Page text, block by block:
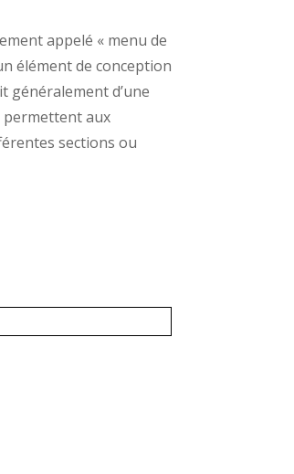
appelé « menu de
élément de conception
généralement d’une
permettent aux
sections ou